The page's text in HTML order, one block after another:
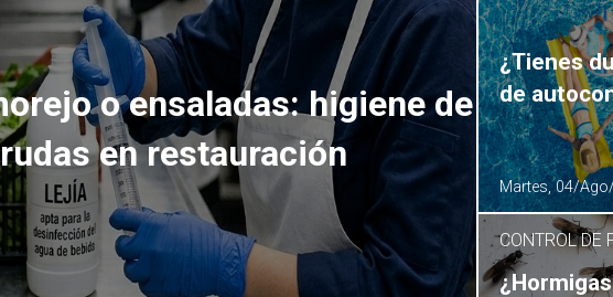
o ensaladas: higiene de
en restauración
¿Tienes
de
Martes, 04/
CONTROL DE